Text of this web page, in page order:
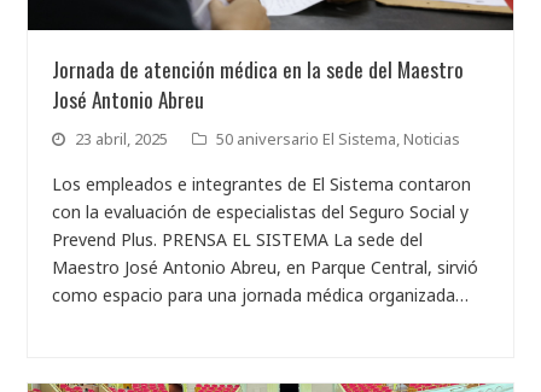
Jornada de atención médica en la sede del Maestro
José Antonio Abreu
23 abril, 2025 50 aniversario El Sistema,Noticias
Los empleados e integrantes de El Sistema contaron
con la evaluación de especialistas del Seguro Social y
Prevend Plus. PRENSA EL SISTEMA La sede del
Maestro José Antonio Abreu, en Parque Central, sirvió
como espacio para una jornada médica organizada…